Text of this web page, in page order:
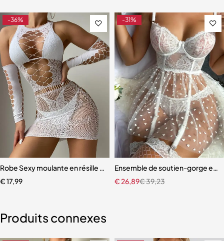
en dentelle pour femmes
-36%
Robe Sexy moulante en résille pour femme
€17,99
-31%
Ensemble de soutien-gorge en
€39,23
€26,89
Produits connexes